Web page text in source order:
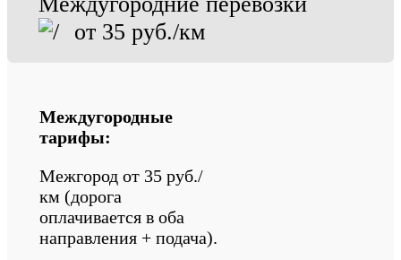
от 35 руб./км
Междугородные
тарифы:
Межгород от 35 руб./
км (дорога
оплачивается в оба
направления + подача).